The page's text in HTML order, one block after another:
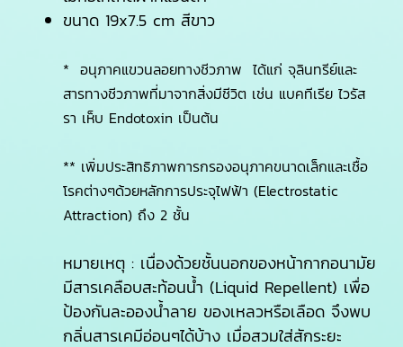
ขนาด 19x7.5 cm สีขาว
* อนุภาคแขวนลอยทางชีวภาพ ได้แก่ จุลินทรีย์และ
สารทางชีวภาพที่มาจากสิ่งมีชีวิต เช่น แบคทีเรีย ไวรัส
รา เห็บ Endotoxin เป็นต้น
** เพิ่มประสิทธิภาพการกรองอนุภาคขนาดเล็กและเชื้อ
โรคต่างๆด้วยหลักการประจุไฟฟ้า (Electrostatic
Attraction) ถึง 2 ชั้น
หมายเหตุ : เนื่องด้วยชั้นนอกของหน้ากากอนามัย
มีสารเคลือบสะท้อนน้ำ (Liquid Repellent) เพื่อ
ป้องกันละอองน้ำลาย ของเหลวหรือเลือด จึงพบ
กลิ่นสารเคมีอ่อนๆได้บ้าง เมื่อสวมใส่สักระยะ